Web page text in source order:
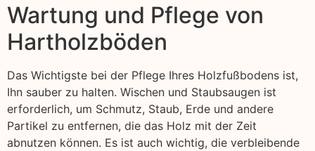
Wartung und Pflege von
Hartholzböden
Das Wichtigste bei der Pflege Ihres Holzfußbodens ist,
Ihn sauber zu halten. Wischen und Staubsaugen ist
erforderlich, um Schmutz, Staub, Erde und andere
Partikel zu entfernen, die das Holz mit der Zeit
abnutzen können. Es ist auch wichtig, die verbleibende